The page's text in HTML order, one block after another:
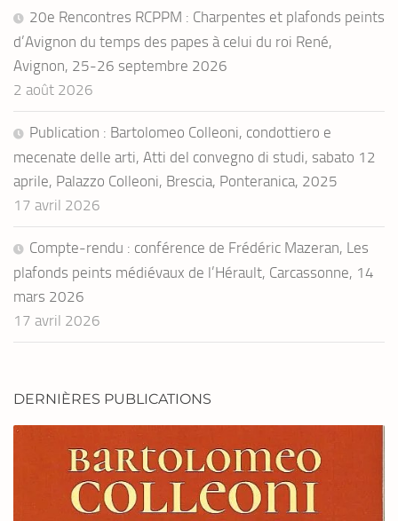
20e Rencontres RCPPM : Charpentes et plafonds peints
d’Avignon du temps des papes à celui du roi René,
Avignon, 25-26 septembre 2026
2 août 2026
Publication : Bartolomeo Colleoni, condottiero e
mecenate delle arti, Atti del convegno di studi, sabato 12
aprile, Palazzo Colleoni, Brescia, Ponteranica, 2025
17 avril 2026
Compte-rendu : conférence de Frédéric Mazeran, Les
plafonds peints médiévaux de l’Hérault, Carcassonne, 14
mars 2026
17 avril 2026
DERNIÈRES PUBLICATIONS